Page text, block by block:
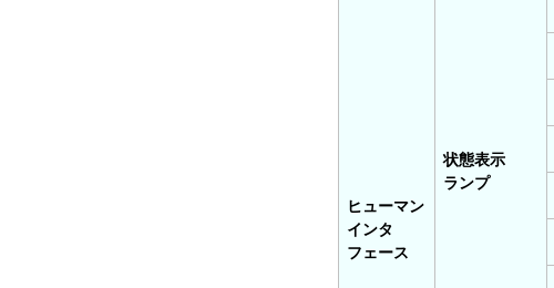
ヒューマン
インタ
フェース
状態表示
ランプ